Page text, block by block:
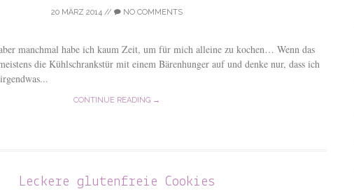
20 MÄRZ 2014 // NO COMMENTS
manchmal habe ich kaum Zeit, um für mich alleine zu kochen… Wenn das
die Kühlschrankstür mit einem Bärenhunger auf und denke nur, dass ich
CONTINUE READING →
Leckere glutenfreie Cookies